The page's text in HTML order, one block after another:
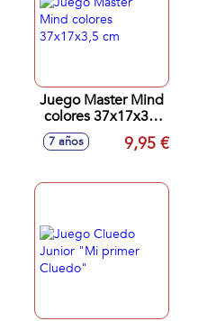
Juego Master Mind
colores 37x17x3,5
7 años 9,95 €